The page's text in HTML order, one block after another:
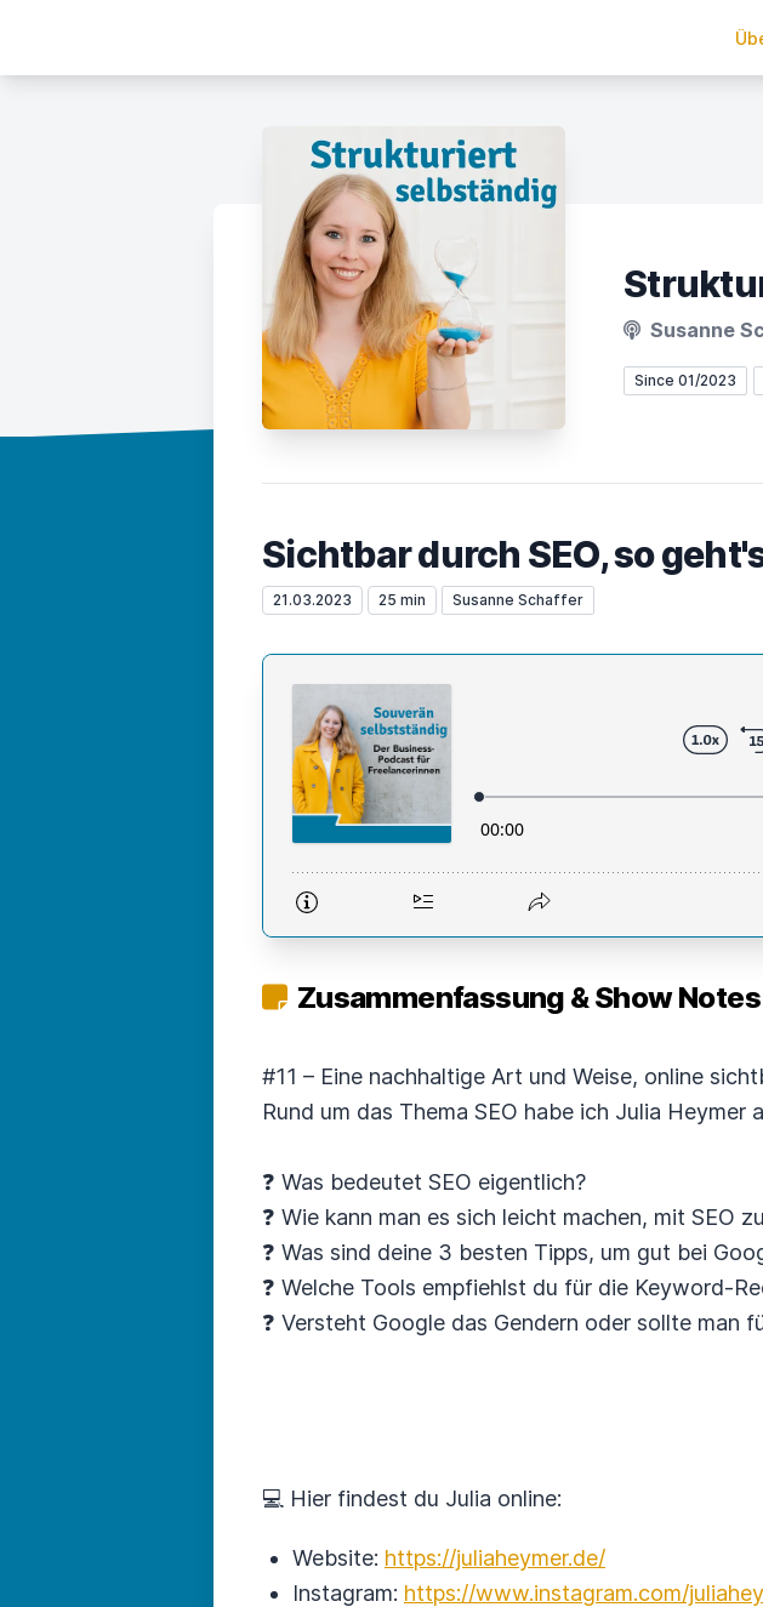
Susanne
Since 01/2023
Sichtbar durch SEO, so
21.03.2023 25 min Susanne Schaffer
Zusammenfassung & Show Notes
#11 – Eine nachhaltige Art und Weise, online
Rund um das Thema SEO habe ich Julia
❓ Was bedeutet SEO eigentlich?
❓ Wie kann man es sich leicht machen, mit SEO
❓ Was sind deine 3 besten Tipps, um gut bei
❓ Welche Tools empfiehlst du für die Keyword-
❓ Versteht Google das Gendern oder sollte man
💻 Hier findest du Julia online:
Website: https://juliaheymer.de/
Instagram: https://www.instagram.com/